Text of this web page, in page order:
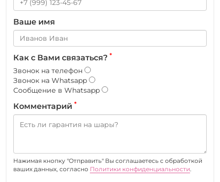
Ваше имя
Как с Вами связаться? *
Звонок на телефон
Звонок на Whatsapp
Сообщение в Whatsapp
Комментарий *
Нажимая кнопку "Отправить" Вы соглашаетесь c обработкой
ваших данных, согласно Политики конфиденциальности.